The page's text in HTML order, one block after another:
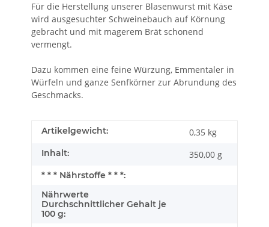
Für die Herstellung unserer Blasenwurst mit Käse
wird ausgesuchter Schweinebauch auf Körnung
gebracht und mit magerem Brät schonend
vermengt.
Dazu kommen eine feine Würzung, Emmentaler in
Würfeln und ganze Senfkörner zur Abrundung des
Geschmacks.
Artikelgewicht: 0,35 kg
Inhalt: 350,00 g
* * * Nährstoffe * * *:
Nährwerte
Durchschnittlicher Gehalt je
100 g: